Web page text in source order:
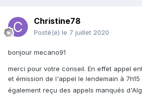
Christine78
Posté(e) le 7 juillet 2020
bonjour mecano91
merci pour votre conseil. En effet appel
et émission de l'appel le lendemain à
également reçu des appels manqués